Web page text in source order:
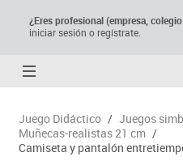
¿Eres profesional (empresa,
iniciar sesión o regístrate.
Juego Didáctico / Juegos
Muñecas-realistas 21 cm /
Camiseta y pantalón